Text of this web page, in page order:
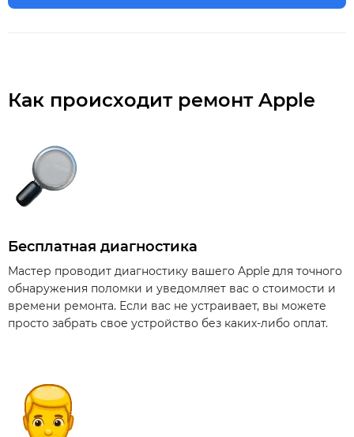
Как происходит ремонт Apple
Бесплатная диагностика
Мастер проводит диагностику вашего Apple для точного
обнаружения поломки и уведомляет вас о стоимости и
времени ремонта. Если вас не устраивает, вы можете
просто забрать свое устройство без каких-либо оплат.